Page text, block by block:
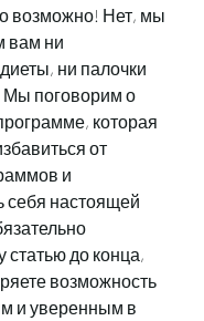
возможно! Нет, мы
вам ни
ни палочки
Мы поговорим о
которая
от
и
себя настоящей
статью до конца,
возможность
и уверенным в